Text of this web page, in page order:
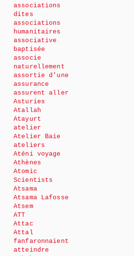
associations
dites
associations
humanitaires
associative
baptisée
associe
naturellement
assortie d’une
assurance
assurent aller
Asturies
Atallah
Atayurt
atelier
Atelier Baie
ateliers
Aténi voyage
Athènes
Atomic
Scientists
Atsama
Atsama Lafosse
Atsem
ATT
Attac
Attal
fanfaronnaient
atteindre